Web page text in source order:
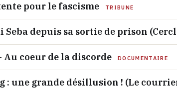
pour le fascisme TRIBUNE
depuis sa sortie de prison
coeur de la discorde DOCUMENTAIRE
: une grande désillusion ! (Le